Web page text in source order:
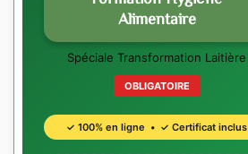
Alimentaire
Spéciale Transformation Laitière
OBLIGATOIRE
✓ 100% en ligne • ✓ Certificat inclus